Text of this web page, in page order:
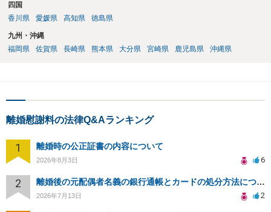
四国
香川県
愛媛県 高知県 徳島県
九州・沖縄
福岡県
佐賀県 長崎県 熊本県 大分県 宮崎県 鹿児島県 沖縄県
離婚慰謝料の法律Q&Aランキング
1 離婚時の公正証書の内容について
2026年8月3日 6
2 離婚後の元配偶者名義の銀行通帳とカードの処分方法について
2026年7月13日 2